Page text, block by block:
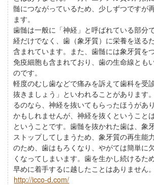
髄につながっているため、少しずつですが
ます。
歯髄は一般に「神経」と呼ばれている部分
経だけでなく、歯（象牙質）に栄養を送る
含まれています。また、歯髄には象牙質を
免疫細胞も含まれており、歯の生命線とも
のです。
軽度のむし歯などで痛みを訴えて歯科を受
抜きましょう」といわれることがあります
るのなら、神経を抜いてもらったほうがあ
かもしれませんが、神経を抜くということ
ということです。歯髄を抜かれた歯は、象
ストップしてしまうため、象牙質の再生能
のため、歯はもろくなり、やがては簡単に
くなってしまいます。歯を生かし続けるた
早めに着手するに越したことはありません。
http://icco-d.com/